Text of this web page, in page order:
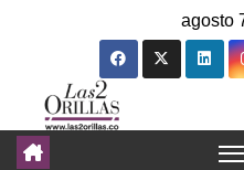
agosto